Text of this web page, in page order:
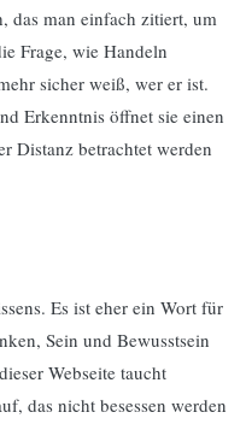
das man einfach zitiert, um
Frage, wie Handeln
sicher weiß, wer er ist.
Erkenntnis öffnet sie einen
Distanz betrachtet werden
Es ist eher ein Wort für
Sein und Bewusstsein
Webseite taucht
das nicht besessen werden